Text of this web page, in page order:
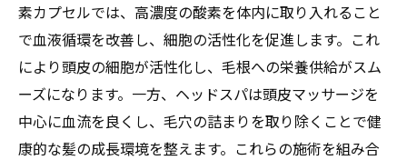
素カプセルでは、高濃度の酸素を体内に取り入れること
で血液循環を改善し、細胞の活性化を促進します。これ
により頭皮の細胞が活性化し、毛根への栄養供給がスム
ーズになります。一方、ヘッドスパは頭皮マッサージを
中心に血流を良くし、毛穴の詰まりを取り除くことで健
康的な髪の成長環境を整えます。これらの施術を組み合